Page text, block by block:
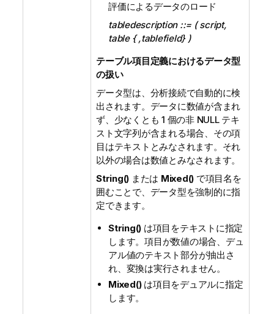
評価によるデータのロード
tabledescription ::= ( script,
table { ,tablefield} )
テーブル項目定義におけるデータ型
の扱い
データ型は、分析接続で自動的に検
出されます。データに数値が含まれ
ず、少なくとも 1 個の非 NULL テキ
スト文字列が含まれる場合、その項
目はテキストとみなされます。それ
以外の場合は数値とみなされます。
String() または Mixed() で項目名を
囲むことで、データ型を強制的に指
定できます。
String() は項目をテキストに指定
します。項目が数値の場合、デュ
アル値のテキスト部分が抽出さ
れ、変換は実行されません。
Mixed()は項目をデュアルに指定
します。